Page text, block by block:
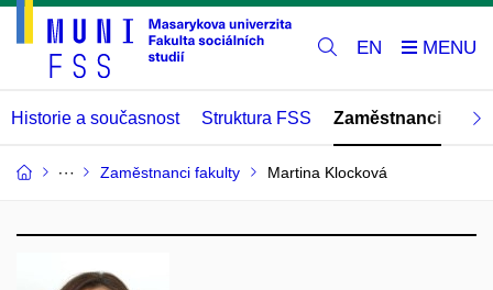
EN
Historie a současnost Struktura FSS Zaměstnanci
Zaměstnanci fakulty Martina Klocková